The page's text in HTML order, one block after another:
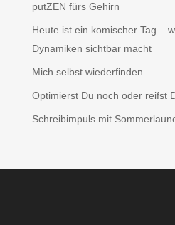
putZEN fürs Gehirn
Heute ist ein komischer Tag –
Dynamiken sichtbar macht
Mich selbst wiederfinden
Optimierst Du noch oder reifst
Schreibimpuls mit